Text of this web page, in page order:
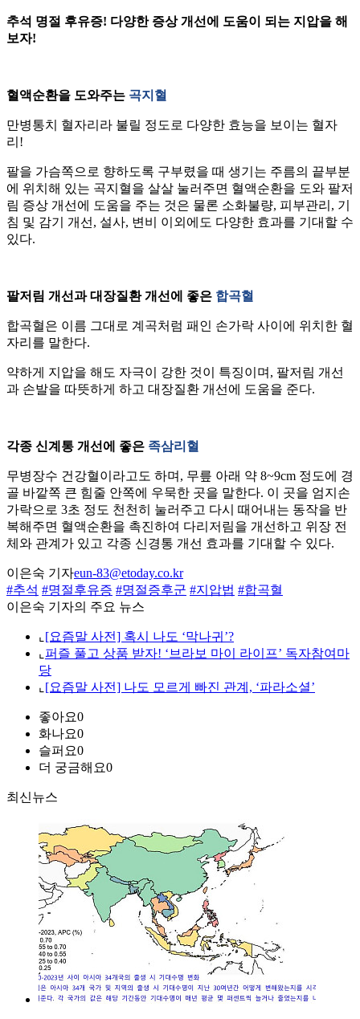
추석 명절 후유증! 다양한 증상 개선에 도움이 되는 지압을 해
보자!
혈액순환을 도와주는 곡지혈
만병통치 혈자리라 불릴 정도로 다양한 효능을 보이는 혈자
리!
팔을 가슴쪽으로 향하도록 구부렸을 때 생기는 주름의 끝부분
에 위치해 있는 곡지혈을 살살 눌러주면 혈액순환을 도와 팔저
림 증상 개선에 도움을 주는 것은 물론 소화불량, 피부관리, 기
침 및 감기 개선, 설사, 변비 이외에도 다양한 효과를 기대할 수
있다.
팔저림 개선과 대장질환 개선에 좋은 합곡혈
합곡혈은 이름 그대로 계곡처럼 패인 손가락 사이에 위치한 혈
자리를 말한다.
약하게 지압을 해도 자극이 강한 것이 특징이며, 팔저림 개선
과 손발을 따뜻하게 하고 대장질환 개선에 도움을 준다.
각종 신계통 개선에 좋은 족삼리혈
무병장수 건강혈이라고도 하며, 무릎 아래 약 8~9cm 정도에 경
골 바깥쪽 큰 힘줄 안쪽에 우묵한 곳을 말한다. 이 곳을 엄지손
가락으로 3초 정도 천천히 눌러주고 다시 때어내는 동작을 반
복해주면 혈액순환을 촉진하여 다리저림을 개선하고 위장 전
체와 관계가 있고 각종 신경통 개선 효과를 기대할 수 있다.
이은숙 기자eun-83@etoday.co.kr
#추석 #명절후유증 #명절증후군 #지압법 #합곡혈
이은숙 기자의 주요 뉴스
⌞ [요즘말 사전] 혹시 나도 ‘막나귀’?
⌞ 퍼즐 풀고 상품 받자! ‘브라보 마이 라이프’ 독자참여마
당
⌞ [요즘말 사전] 나도 모르게 빠진 관계, ‘파라소셜’
좋아요0
화나요0
슬퍼요0
더 궁금해요0
최신뉴스